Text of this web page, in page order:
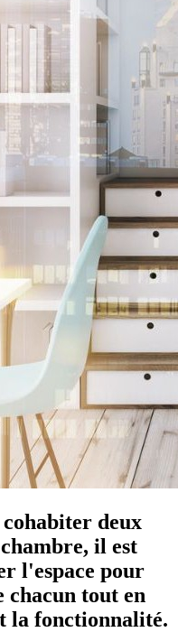
deux
il est
l'espace pour
chacun tout en
la fonctionnalité.